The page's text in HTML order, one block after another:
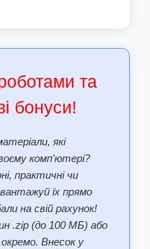
та
бонуси!
які
комп'ютері?
практичні чи
їх прямо
на свій рахунок!
.zip (до 100 МБ) або
Внесок у